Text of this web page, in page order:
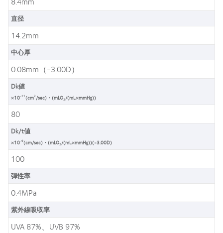
直径
14.2mm
中心厚
0.08mm（-3.00D）
Dk値
×10-11(cm2 /sec)・(mLO2 /(mL×mmHg))
80
Dk/t値
×10-9(cm/sec)・(mLO2 /(mL×mmHg))(-3.00D)
100
弾性率
0.4MPa
紫外線吸収率
UVA 87%、UVB 97%